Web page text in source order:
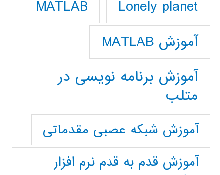
Lonely planet
MATLAB
آموزش MATLAB
آموزش برنامه نویسی در
متلب
آموزش شبکه عصبی مقدماتی
آموزش قدم به قدم نرم افزار